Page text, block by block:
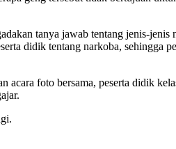
tanya jawab tentang jenis-jenis
didik tentang narkoba, sehingga
acara foto bersama, peserta didik